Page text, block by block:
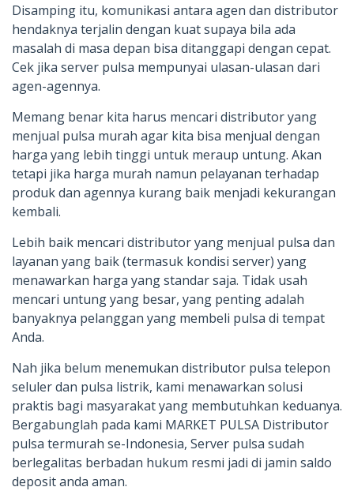
Disamping itu, komunikasi antara agen dan distributor
hendaknya terjalin dengan kuat supaya bila ada
masalah di masa depan bisa ditanggapi dengan cepat.
Cek jika server pulsa mempunyai ulasan-ulasan dari
agen-agennya.
Memang benar kita harus mencari distributor yang
menjual pulsa murah agar kita bisa menjual dengan
harga yang lebih tinggi untuk meraup untung. Akan
tetapi jika harga murah namun pelayanan terhadap
produk dan agennya kurang baik menjadi kekurangan
kembali.
Lebih baik mencari distributor yang menjual pulsa dan
layanan yang baik (termasuk kondisi server) yang
menawarkan harga yang standar saja. Tidak usah
mencari untung yang besar, yang penting adalah
banyaknya pelanggan yang membeli pulsa di tempat
Anda.
Nah jika belum menemukan distributor pulsa telepon
seluler dan pulsa listrik, kami menawarkan solusi
praktis bagi masyarakat yang membutuhkan keduanya.
Bergabunglah pada kami MARKET PULSA Distributor
pulsa termurah se-Indonesia, Server pulsa sudah
berlegalitas berbadan hukum resmi jadi di jamin saldo
deposit anda aman.